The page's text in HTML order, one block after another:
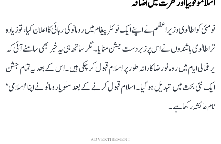
نو مئی کو اطالوی وزیراعظم نے اپنے ایک ٹوئٹر پیغام میں رومانو کی رہائی کا اعلان کیا، تو زیادہ
تر اطالوی باشندوں نے اس پر زبردست جشن منایا۔ مگر ساتھ ہی یہ خبر بھی سامنےآئی کہ
یرغمالی ایام میں رومانو رضاکارانہ طور پر اسلام قبول کر چکی ہیں۔ اس کے بعد یہ تمام جشن
ایک نئی بحث میں تبدیل ہو گیا۔ اسلام قبول کرنے کے بعد سِلویا رومانو نے اپنا 'اسلامی‘
نام عائشہ رکھا ہے۔
ADVERTISEMENT